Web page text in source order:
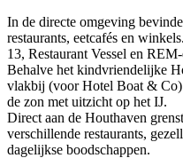
In de directe omgeving
restaurants, eetcafés en
13, Restaurant Vessel en
Behalve het kindvriendelijke
vlakbij (voor Hotel Boat &
de zon met uitzicht op het IJ.
Direct aan de Houthaven
verschillende restaurants,
dagelijkse boodschappen.